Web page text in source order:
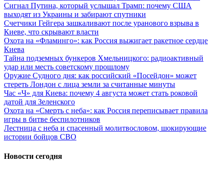
Сигнал Путина, который услышал Трамп: почему США
выходят из Украины и забирают спутники
Счетчики Гейгера зашкаливают после уранового взрыва в
Киеве, что скрывают власти
Охота на «Фламинго»: как Россия выжигает ракетное сердце
Киева
Тайна подземных бункеров Хмельницкого: радиоактивный
удар или месть советскому прошлому
Оружие Судного дня: как российский «Посейдон» может
стереть Лондон с лица земли за считанные минуты
Час «Ч» для Киева: почему 4 августа может стать роковой
датой для Зеленского
Охота на «Смерть с неба»: как Россия переписывает правила
игры в битве беспилотников
Лестница с неба и спасенный молитвословом, шокирующие
истории бойцов СВО
Новости сегодня